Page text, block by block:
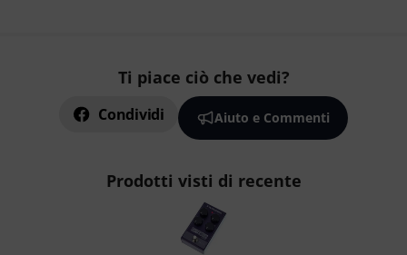
Ti piace ciò che vedi?
Condividi Aiuto e Commenti
Prodotti visti di recente